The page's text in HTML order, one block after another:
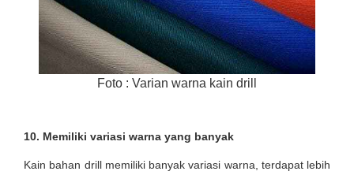
Foto : Varian warna kain drill
10. Memiliki variasi warna yang banyak
Kain bahan drill memiliki banyak variasi warna, terdapat lebih